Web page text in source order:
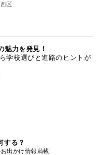
区
魅力を発見！
学校選びと進路のヒントが
する？
出かけ情報満載